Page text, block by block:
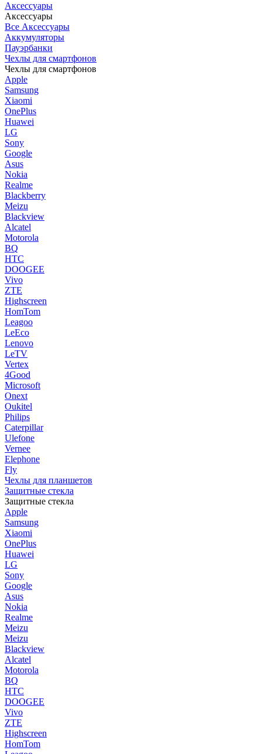
Аксессуары
Аксессуары
Все Аксессуары
Аккумуляторы
Пауэрбанки
Чехлы для смартфонов
Чехлы для смартфонов
Apple
Samsung
Xiaomi
OnePlus
Huawei
LG
Sony
Google
Asus
Nokia
Realme
Blackberry
Meizu
Blackview
Alcatel
Motorola
BQ
HTC
DOOGEE
Vivo
ZTE
Highscreen
HomTom
Leagoo
LeEco
Lenovo
LeTV
Vertex
4Good
Microsoft
Onext
Oukitel
Philips
Caterpillar
Ulefone
Vernee
Elephone
Fly
Чехлы для планшетов
Защитные стекла
Защитные стекла
Apple
Samsung
Xiaomi
OnePlus
Huawei
LG
Sony
Google
Asus
Nokia
Realme
Meizu
Meizu
Blackview
Alcatel
Motorola
BQ
HTC
DOOGEE
Vivo
ZTE
Highscreen
HomTom